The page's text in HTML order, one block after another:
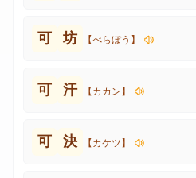
可 坊 【べらぼう】
可 汗 【カカン】
可 決 【カケツ】